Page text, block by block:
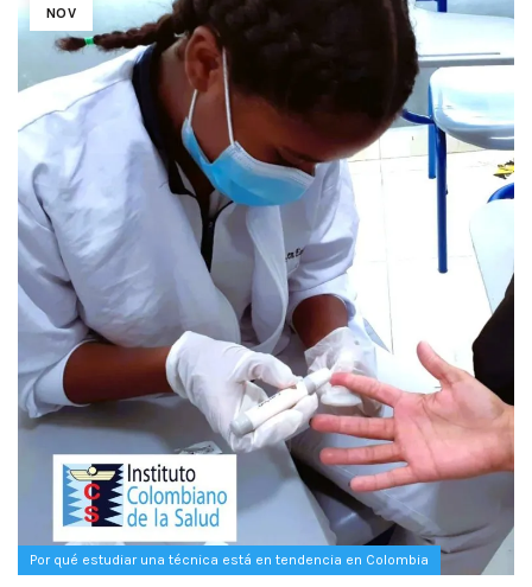
NOV
Por qué estudiar una técnica está en tendencia en Colombia